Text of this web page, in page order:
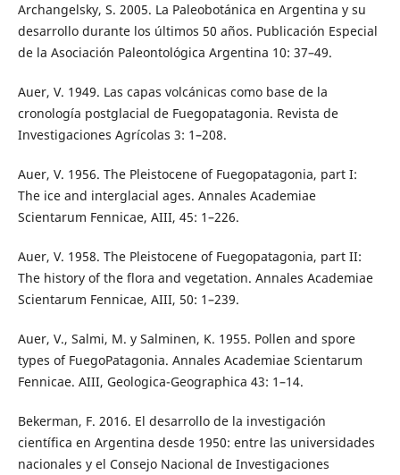
Archangelsky, S. 2005. La Paleobotánica en Argentina y su
desarrollo durante los últimos 50 años. Publicación Especial
de la Asociación Paleontológica Argentina 10: 37–49.
Auer, V. 1949. Las capas volcánicas como base de la
cronología postglacial de Fuegopatagonia. Revista de
Investigaciones Agrícolas 3: 1–208.
Auer, V. 1956. The Pleistocene of Fuegopatagonia, part I:
The ice and interglacial ages. Annales Academiae
Scientarum Fennicae, AIII, 45: 1–226.
Auer, V. 1958. The Pleistocene of Fuegopatagonia, part II:
The history of the flora and vegetation. Annales Academiae
Scientarum Fennicae, AIII, 50: 1–239.
Auer, V., Salmi, M. y Salminen, K. 1955. Pollen and spore
types of FuegoPatagonia. Annales Academiae Scientarum
Fennicae. AIII, Geologica-Geographica 43: 1–14.
Bekerman, F. 2016. El desarrollo de la investigación
científica en Argentina desde 1950: entre las universidades
nacionales y el Consejo Nacional de Investigaciones